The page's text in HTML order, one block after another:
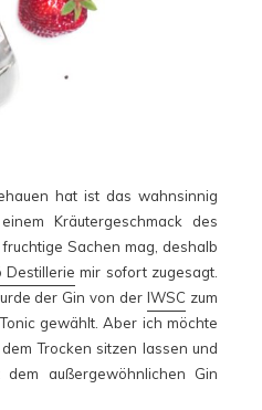
hat ist das wahnsinnig
Kräutergeschmack des
Sachen mag, deshalb
Destillerie mir sofort zugesagt.
der Gin von derIWSC zum
gewählt. Aber ich möchte
Trocken sitzen lassen und
außergewöhnlichen Gin